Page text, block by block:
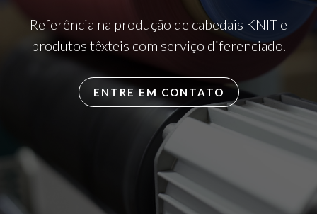
Referência na produção de cabedais KNIT e
produtos têxteis com serviço diferenciado.
ENTRE EM CONTATO